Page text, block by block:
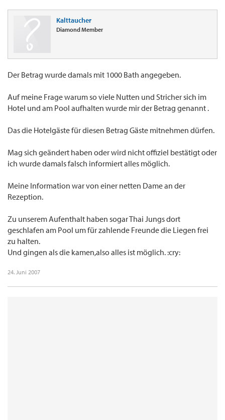
Kalttaucher
Diamond Member
Der Betrag wurde damals mit 1000 Bath angegeben.
Auf meine Frage warum so viele Nutten und Stricher sich im
Hotel und am Pool aufhalten wurde mir der Betrag genannt .
Das die Hotelgäste für diesen Betrag Gäste mitnehmen dürfen.
Mag sich geändert haben oder wird nicht offiziel bestätigt oder
ich wurde damals falsch informiert alles möglich.
Meine Information war von einer netten Dame an der
Rezeption.
Zu unserem Aufenthalt haben sogar Thai Jungs dort
geschlafen am Pool um für zahlende Freunde die Liegen frei
zu halten.
Und gingen als die kamen,also alles ist möglich. :cry:
24. Juni 2007